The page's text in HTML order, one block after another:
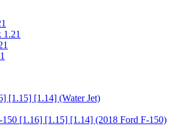
1.21
[1.15] [1.14] (Water Jet)
[1.16] [1.15] [1.14] (2018 Ford F-150)